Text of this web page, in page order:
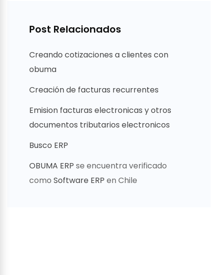
Post Relacionados
Creando cotizaciones a clientes con
obuma
Creación de facturas recurrentes
Emision facturas electronicas y otros
documentos tributarios electronicos
Busco ERP
OBUMA ERP se encuentra verificado
como Software ERP en Chile